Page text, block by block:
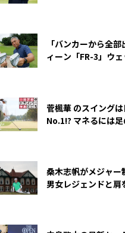
「バンカーから全
ィーン「FR-3」ウ
菅楓華 のスイング
No.1!? マネる
桑木志帆がメジャー
男女レジェンドと肩